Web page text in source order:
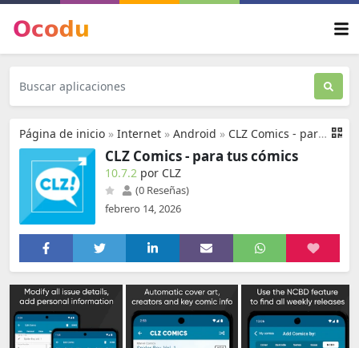
Página de inicio » Internet » Android » CLZ Comics - para tus cómics
CLZ Comics - para tus cómics
10.7.2 por CLZ
(0 Reseñas)
febrero 14, 2026